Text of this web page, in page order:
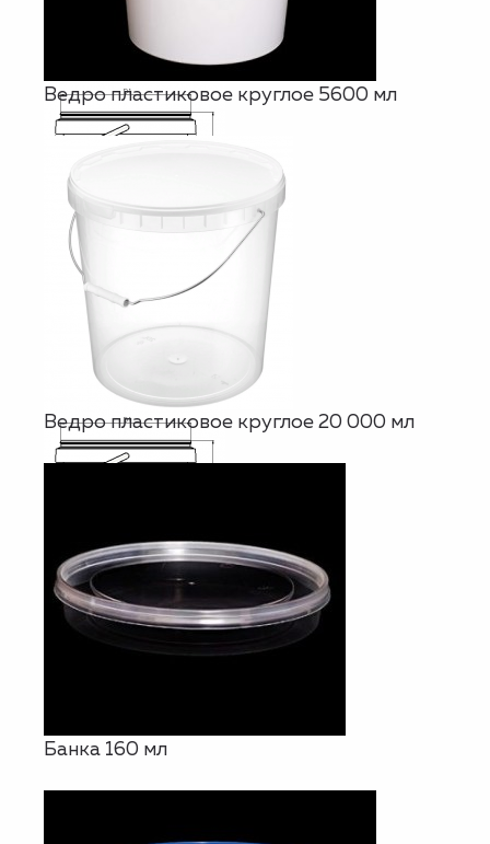
Ведро пластиковое круглое 5600 мл
Ведро пластиковое круглое 20 000 мл
Банка 160 мл